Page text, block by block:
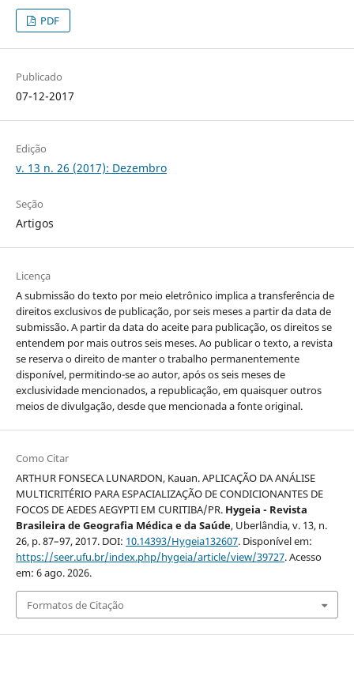
PDF
Publicado
07-12-2017
Edição
v. 13 n. 26 (2017): Dezembro
Seção
Artigos
Licença
A submissão do texto por meio eletrônico implica a transferência de
direitos exclusivos de publicação, por seis meses a partir da data de
submissão. A partir da data do aceite para publicação, os direitos se
entendem por mais outros seis meses. Ao publicar o texto, a revista
se reserva o direito de manter o trabalho permanentemente
disponível, permitindo-se ao autor, após os seis meses de
exclusividade mencionados, a republicação, em quaisquer outros
meios de divulgação, desde que mencionada a fonte original.
Como Citar
ARTHUR FONSECA LUNARDON, Kauan. APLICAÇÃO DA ANÁLISE
MULTICRITÉRIO PARA ESPACIALIZAÇÃO DE CONDICIONANTES DE
FOCOS DE AEDES AEGYPTI EM CURITIBA/PR. Hygeia - Revista
Brasileira de Geografia Médica e da Saúde, Uberlândia, v. 13, n.
26, p. 87–97, 2017. DOI: 10.14393/Hygeia132607. Disponível em:
https://seer.ufu.br/index.php/hygeia/article/view/39727. Acesso
em: 6 ago. 2026.
Formatos de Citação